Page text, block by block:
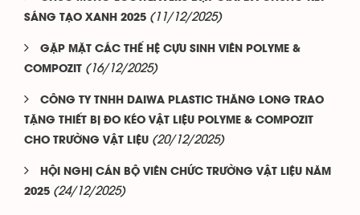
SÁNG TẠO XANH 2025 (11/12/2025)
GẶP MẶT CÁC THẾ HỆ CỰU SINH VIÊN POLYME &
COMPOZIT (16/12/2025)
CÔNG TY TNHH DAIWA PLASTIC THĂNG LONG TRAO
TẶNG THIẾT BỊ ĐO KÉO VẬT LIỆU POLYME & COMPOZIT
CHO TRƯỜNG VẬT LIỆU (20/12/2025)
HỘI NGHỊ CÁN BỘ VIÊN CHỨC TRƯỜNG VẬT LIỆU NĂM
2025 (24/12/2025)